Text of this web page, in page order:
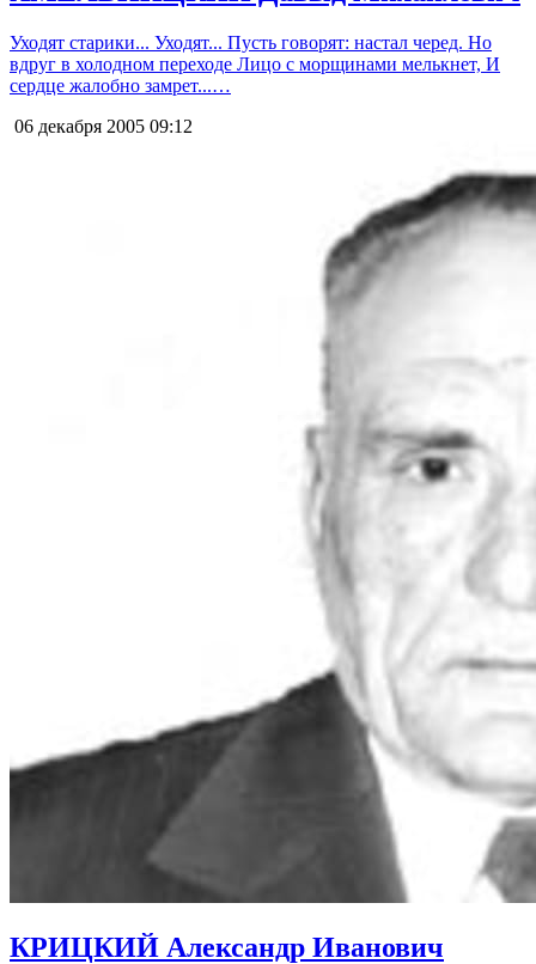
Уходят старики... Уходят... Пусть говорят: настал черед. Но
вдруг в холодном переходе Лицо с морщинами мелькнет, И
сердце жалобно замрет...…
06 декабря 2005 09:12
КРИЦКИЙ Александр Иванович